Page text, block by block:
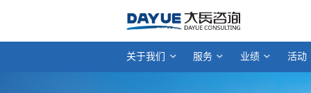
关于我们 服务 业绩 活动